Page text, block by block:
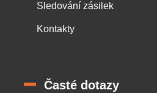
Sledování zásilek
Kontakty
Časté dotazy